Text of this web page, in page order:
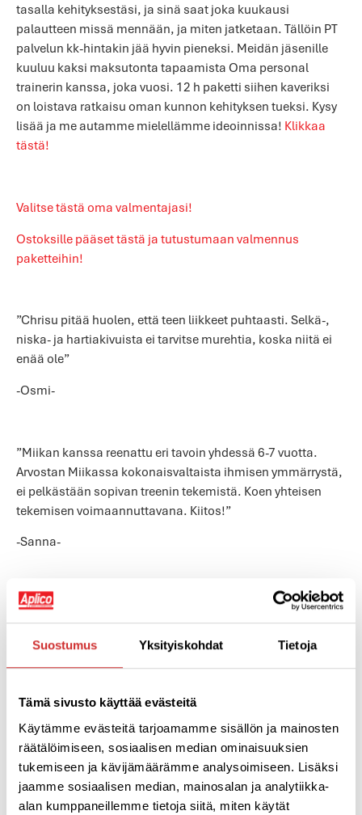
Suostumus Yksityiskohdat Tietoja
Tämä sivusto käyttää evästeitä
Käytämme evästeitä tarjoamamme sisällön ja mainosten
räätälöimiseen, sosiaalisen median ominaisuuksien
tukemiseen ja kävijämäärämme analysoimiseen. Lisäksi
jaamme sosiaalisen median, mainosalan ja analytiikka-
alan kumppaneillemme tietoja siitä, miten käytät
tasalla kehityksestäsi, ja sinä saat joka kuukausi
palautteen missä mennään, ja miten jatketaan. Tällöin PT
palvelun kk-hintakin jää hyvin pieneksi. Meidän jäsenille
kuuluu kaksi maksutonta tapaamista Oma personal
trainerin kanssa, joka vuosi. 12 h paketti siihen kaveriksi
on loistava ratkaisu oman kunnon kehityksen tueksi. Kysy
lisää ja me autamme mielellämme ideoinnissa! Klikkaa
tästä!
Valitse tästä oma valmentajasi!
Ostoksille pääset tästä ja tutustumaan valmennus
paketteihin!
”Chrisu pitää huolen, että teen liikkeet puhtaasti. Selkä-,
niska- ja hartiakivuista ei tarvitse murehtia, koska niitä ei
enää ole”
-Osmi-
”Miikan kanssa reenattu eri tavoin yhdessä 6-7 vuotta.
Arvostan Miikassa kokonaisvaltaista ihmisen ymmärrystä,
ei pelkästään sopivan treenin tekemistä. Koen yhteisen
tekemisen voimaannuttavana. Kiitos!”
-Sanna-
”Sarin avulla olen löytänyt liikunnan ilon ja saanut lisää
energiaa. Sari ymmärsi ongelmani ja niitä lähdimme
yhdessä ratkomaan. Samalla löytyi liikunnan ilo ja sain
”Se tunne, kun laitat testimielessä hameen ylle, joka
viimeksi mahtunut n.5 vuotta sitten. Menee päälle kevyesti.
Vyötärö on pienentynyt koosta 48, kokoon 42, vaikka paino